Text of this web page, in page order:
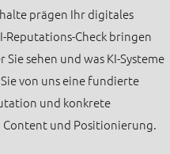
prägen Ihr digitales
Reputations-Check bringen
sehen und was KI-Systeme
von uns eine fundierte
und konkrete
und Positionierung.